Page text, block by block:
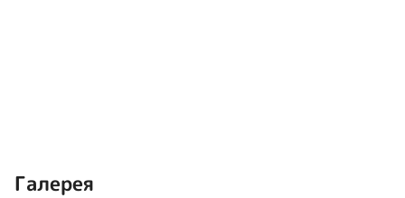
Галерея